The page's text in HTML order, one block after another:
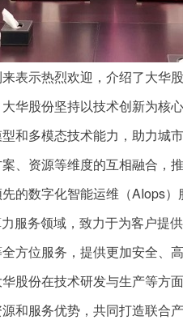
示热烈欢迎，介绍了大华
华股份坚持以技术创新为核
和多模态技术能力，助力城
、资源等维度的互相融合，
数字化智能运维（AIops）
服务领域，致力于为客户提
方位服务，提供更加安全、
股份在技术研发与生产等方
和服务优势，共同打造联合